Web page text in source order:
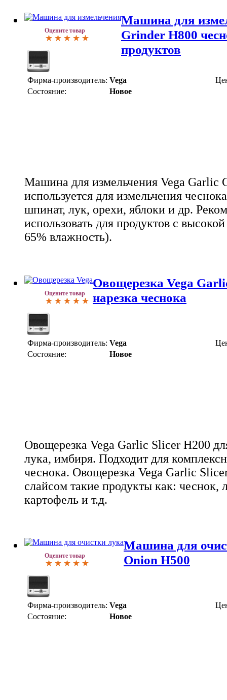
Оцените товар
Машина для
Grinder H800
продуктов
Фирма-производитель: Vega
Состояние:
Новое
Машина для измельчения Vega Garlic
используется для измельчения
шпинат, лук, орехи, яблоки и др.
использовать для продуктов с
65% влажность).
Оцените товар
Овощерезка Vega
нарезка чеснока
Фирма-производитель: Vega
Состояние:
Новое
Овощерезка Vega Garlic Slicer H200
лука, имбиря. Подходит для
чеснока. Овощерезка Vega Garlic
слайсом такие продукты как: чеснок,
картофель и т.д.
Оцените товар
Машина для
Onion H500
Фирма-производитель: Vega
Состояние:
Новое